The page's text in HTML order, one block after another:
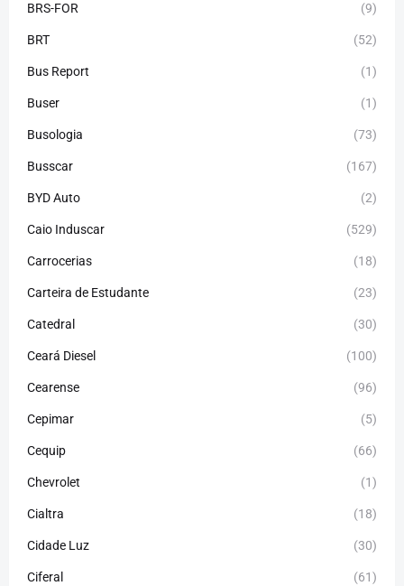
BRS-FOR (9)
BRT (52)
Bus Report (1)
Buser (1)
Busologia (73)
Busscar (167)
BYD Auto (2)
Caio Induscar (529)
Carrocerias (18)
Carteira de Estudante (23)
Catedral (30)
Ceará Diesel (100)
Cearense (96)
Cepimar (5)
Cequip (66)
Chevrolet (1)
Cialtra (18)
Cidade Luz (30)
Ciferal (61)